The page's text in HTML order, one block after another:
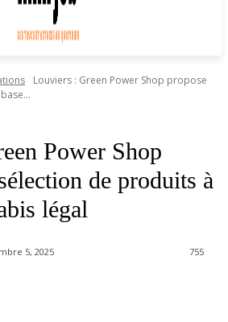
Louviers : Green Power Shop propose
Power Shop
de produits à
légal
5, 2025 755